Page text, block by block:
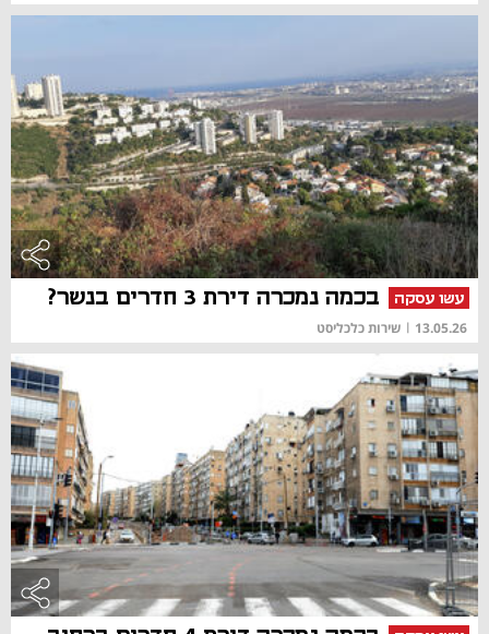
עשו עסקה בכמה נמכרה דירת 3 חדרים בנשר?
13.05.26
| שירות כלכליסט